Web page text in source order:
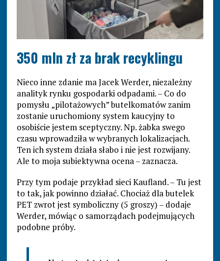
350 mln zł za brak recyklingu
Nieco inne zdanie ma Jacek Werder, niezależny
analityk rynku gospodarki odpadami. – Co do
pomysłu „pilotażowych” butelkomatów zanim
zostanie uruchomiony system kaucyjny to
osobiście jestem sceptyczny. Np. żabka swego
czasu wprowadziła w wybranych lokalizacjach.
Ten ich system działa słabo i nie jest rozwijany.
Ale to moja subiektywna ocena – zaznacza.
Przy tym podaje przykład sieci Kaufland. – Tu jest
to tak, jak powinno działać. Chociaż dla butelek
PET zwrot jest symboliczny (5 groszy) – dodaje
Werder, mówiąc o samorządach podejmujących
podobne próby.